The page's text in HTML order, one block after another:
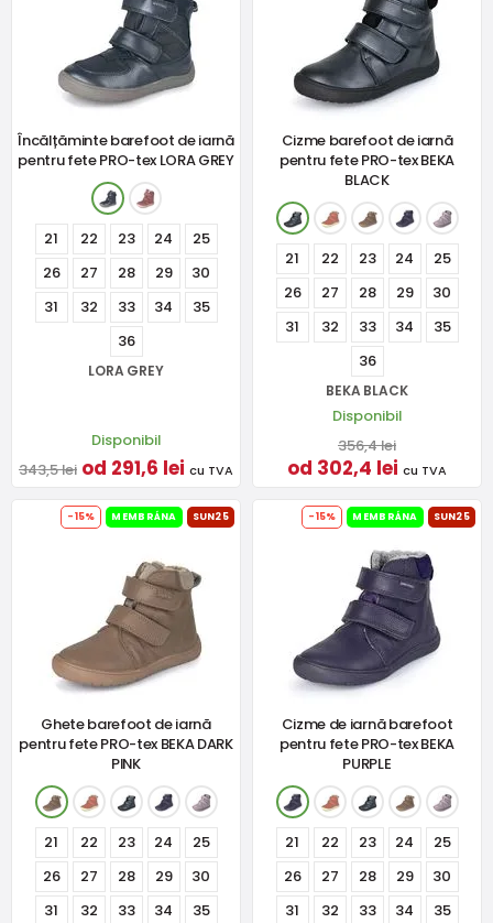
Încălțăminte barefoot de iarnă
pentru fete PRO-tex LORA GREY
21 22 23 24
25
26
27 28 29
30
31
32 33 34
35
36
LORA GREY
Disponibil
343,5 lei od 291,6 lei cu TVA
Cizme barefoot de iarnă
pentru fete PRO-tex BEKA
BLACK
21 22 23 24
25
26
27 28 29
30
31
32 33 34
35
36
BEKA BLACK
Disponibil
356,4 lei
od 302,4 lei cu TVA
-15% MEMBRÁNA SUN25
Ghete barefoot de iarnă
pentru fete PRO-tex BEKA DARK
PINK
21 22 23 24
25
26
27 28 29
30
31
32 33 34
35
-15% MEMBRÁNA SUN25
Cizme de iarnă barefoot
pentru fete PRO-tex BEKA
PURPLE
21 22 23 24
25
26
27 28 29
30
31
32 33 34
35